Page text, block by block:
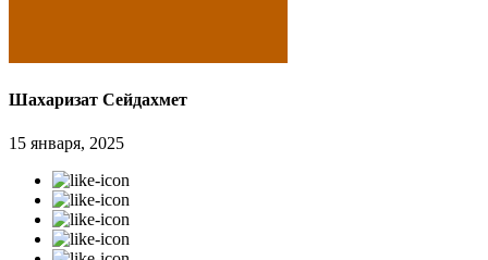
Шахаризат Сейдахмет
15 января, 2025